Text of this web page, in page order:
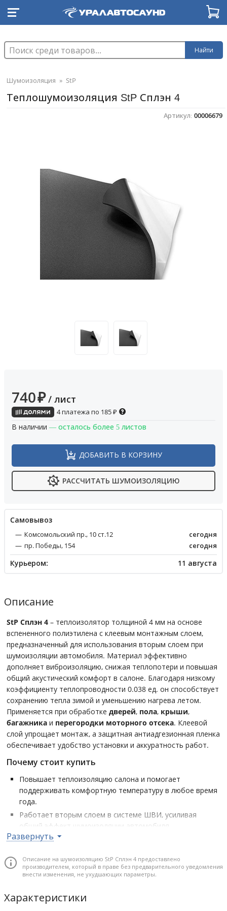
Найти
Шумоизоляция » StP
Теплошумоизоляция StP Сплэн 4
Артикул: 00006679
740₽ / лист
4 платежа по 185₽
В наличии — осталось более 5 листов
ДОБАВИТЬ В КОРЗИНУ
РАССЧИТАТЬ ШУМОИЗОЛЯЦИЮ
Cамовывоз
Комсомольский пр., 10 ст.12
сегодня
пр. Победы, 154
сегодня
Курьером: 11 августа
Описание
StP Сплэн 4 – теплоизолятор толщиной 4 мм на основе
вспененного полиэтилена с клеевым монтажным слоем,
предназначенный для использования вторым слоем при
шумоизоляции автомобиля. Материал эффективно
дополняет виброизоляцию, снижая теплопотери и повышая
общий акустический комфорт в салоне. Благодаря низкому
коэффициенту теплопроводности 0.038 ед. он способствует
сохранению тепла зимой и уменьшению нагрева летом.
Применяется при обработке дверей, пола, крыши,
багажника и перегородки моторного отсека. Клеевой
слой упрощает монтаж, а защитная антиадгезионная пленка
обеспечивает удобство установки и аккуратность работ.
Почему стоит купить
Повышает теплоизоляцию салона и помогает
поддерживать комфортную температуру в любое время
года.
Работает вторым слоем в системе ШВИ, усиливая
общий эффект шумоизоляции автомобиля.
Инертен к воздействию влаги и перепадам температуры,
эксплуатации.
Удобный формат листа 1000x750 мм и готовый клеевой
Толщина листа: 4 мм • Размер листа: 1000x750 мм • Коэффициент
Развернуть
Описание на шумоизоляцию StP Сплэн 4 предоставлено
производителем, который в праве без предварительного уведомления
внести изменения, не ухудшающих параметры.
Характеристики